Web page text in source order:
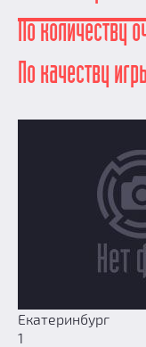
Добавить квест
Партнерам
По количеству
По качеству
Екатеринбург
1